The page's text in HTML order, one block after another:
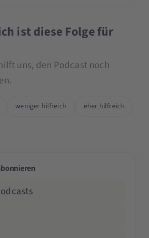
ist diese Folge für
uns, den Podcast noch
weniger hilfreich
eher hilfreich